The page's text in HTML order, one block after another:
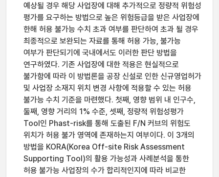
예상될 경우 해당 사업장에 대해 추가적으로 정량적 위험성
평가를 요구하는 방법으로 높은 위험등급을 받은 사업장에
한해 허용 불가능 수치 초과 여부를 판단하여 초과 될 경우
최종적으로 보완되는 자료를 통해 허용 가능, 불가능
여부가 판단되기에 국내에서도 이러한 판단 방법을
연구하였다. 기존 사업장에 대한 적용은 현실적으로
불가함에 따라 이 방법론을 공장 신설로 인한 신규영업허가
및 사업장 소재지 위치 변경 사항에 적용할 수 있는 허용
불가능 수치 기준을 마련했다. 첫째, 영향 범위 내 인구수,
둘째, 영향 거리의 1% 수준, 셋째, 정량적 위험성평가
Tool인 Phast-risk를 통해 도출된 F/N 커브의 위험도
위치가 허용 불가 영역에 존재하는지 여부이다. 이 3개의
방법을 KORA(Korea Off-site Risk Assessment
Supporting Tool)의 활용 가능성과 사례분석을 통한
허용 불가능 사업장의 수가 합리적인지에 따라 비교한